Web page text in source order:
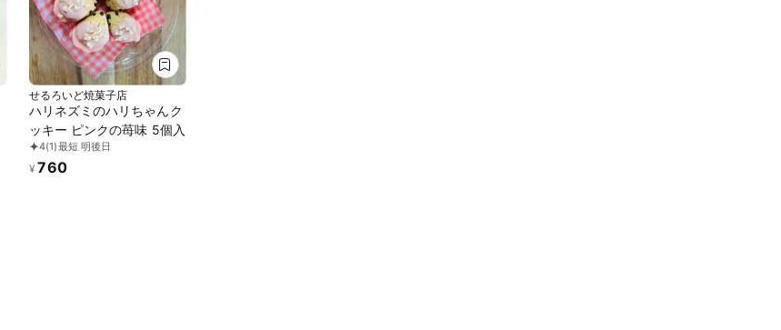
せるろいど焼菓子店
ハリネズミのハリちゃんク
ッキー ピンクの苺味 5個入
4(1)最短 明後日
¥ 760